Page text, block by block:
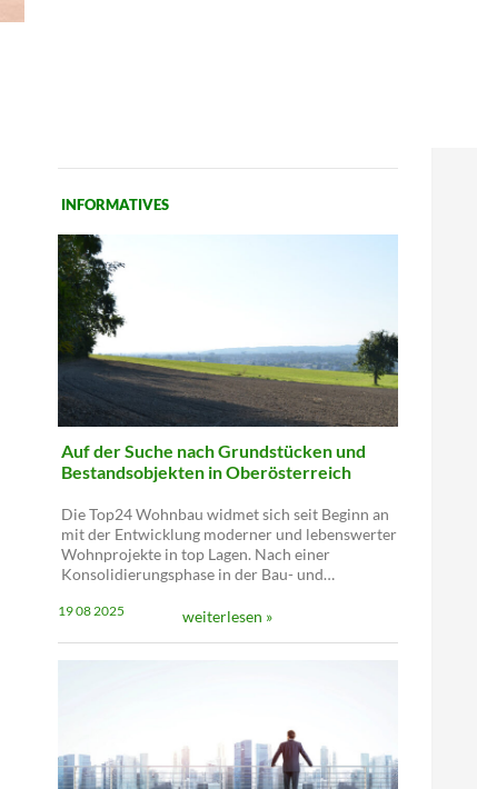
INFORMATIVES
Auf der Suche nach Grundstücken und
Bestandsobjekten in Oberösterreich
Die Top24 Wohnbau widmet sich seit Beginn an
mit der Entwicklung moderner und lebenswerter
Wohnprojekte in top Lagen. Nach einer
Konsolidierungsphase in der Bau- und…
weiterlesen »
19 08 2025